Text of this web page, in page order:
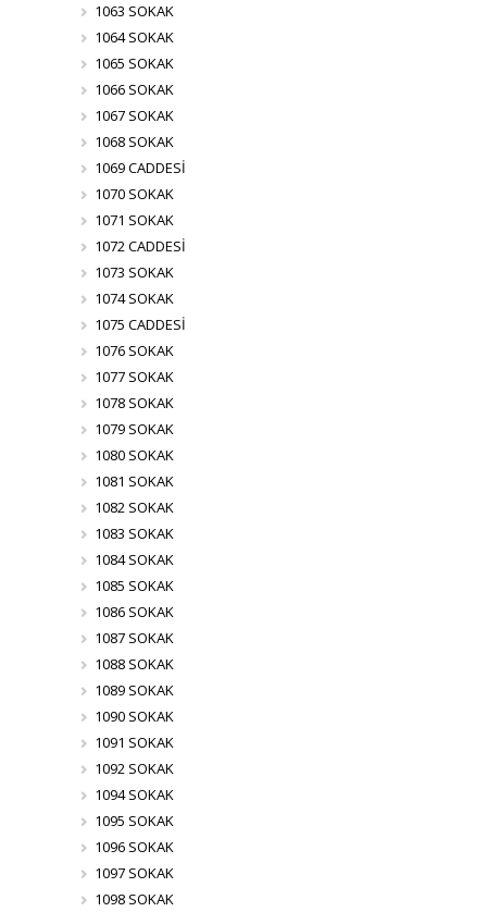
1063 SOKAK
1064 SOKAK
1065 SOKAK
1066 SOKAK
1067 SOKAK
1068 SOKAK
1069 CADDESİ
1070 SOKAK
1071 SOKAK
1072 CADDESİ
1073 SOKAK
1074 SOKAK
1075 CADDESİ
1076 SOKAK
1077 SOKAK
1078 SOKAK
1079 SOKAK
1080 SOKAK
1081 SOKAK
1082 SOKAK
1083 SOKAK
1084 SOKAK
1085 SOKAK
1086 SOKAK
1087 SOKAK
1088 SOKAK
1089 SOKAK
1090 SOKAK
1091 SOKAK
1092 SOKAK
1094 SOKAK
1095 SOKAK
1096 SOKAK
1097 SOKAK
1098 SOKAK